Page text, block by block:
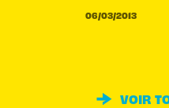
06/03/2013
VOIR